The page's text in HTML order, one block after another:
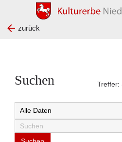
zurück
Suchen Treffer: